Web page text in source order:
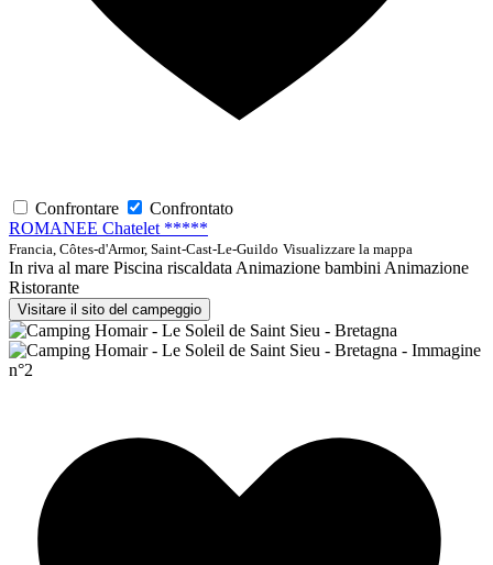
Confrontare
Confrontato
ROMANEE Chatelet *****
Francia, Côtes-d'Armor, Saint-Cast-Le-Guildo Visualizzare la mappa
In riva al mare Piscina riscaldataAnimazione bambiniAnimazione
Ristorante
Visitare il sito del campeggio